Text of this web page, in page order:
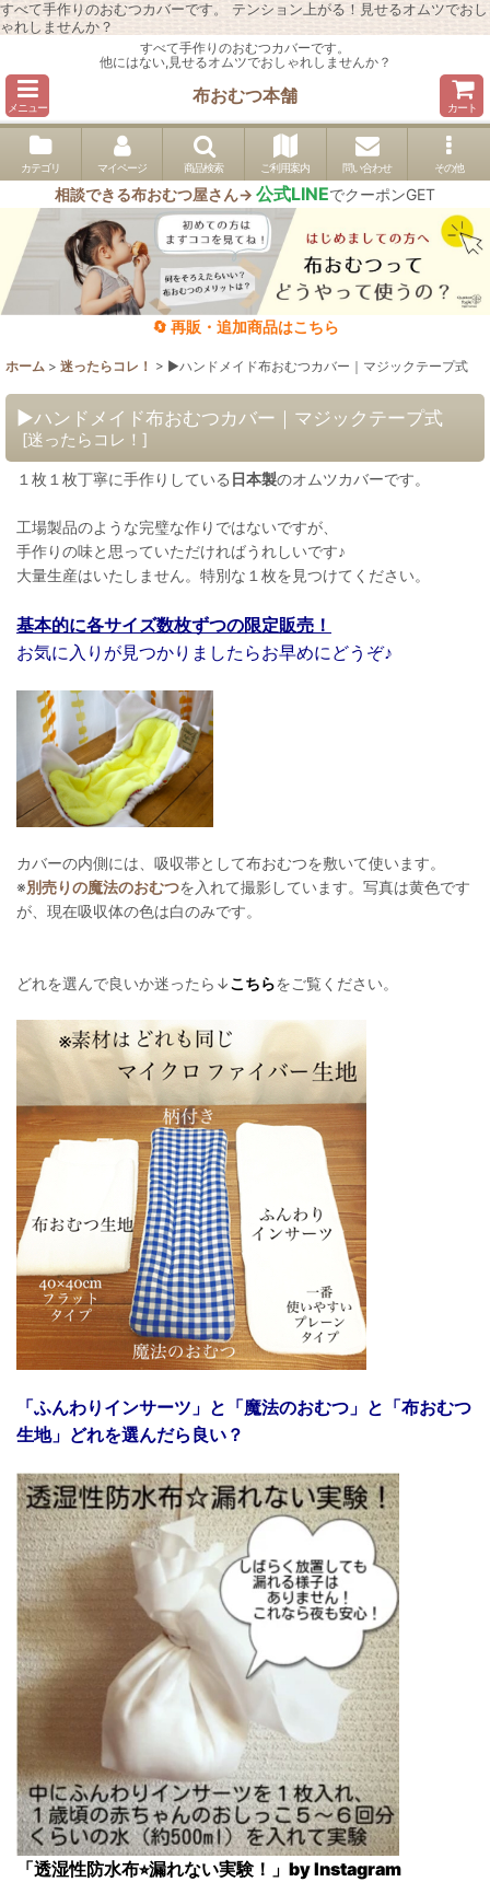
すべて手作りのおむつカバーです。 テンション上がる！見せるオムツでおし
ゃれしませんか？
すべて手作りのおむつカバーです。
他にはない,見せるオムツでおしゃれしませんか？
メニュー
布おむつ本舗
カート
カテゴリ マイページ 商品検索 ご利用案内 問い合わせ その他
相談できる布おむつ屋さん→ 公式LINEでクーポンGET
🔄 再販・追加商品はこちら
ホーム > 迷ったらコレ！ > ▶︎ハンドメイド布おむつカバー｜マジックテープ式
▶︎ハンドメイド布おむつカバー｜マジックテープ式
[迷ったらコレ！ ]
１枚１枚丁寧に手作りしている 日本製のオムツカバーです。
工場製品のような完璧な作りではないですが、
手作りの味と思っていただければうれしいです♪
大量生産はいたしません。特別な１枚を見つけてください。
基本的に各サイズ数枚ずつの限定販売！
お気に入りが見つかりましたらお早めにどうぞ♪
カバーの内側には、吸収帯として布おむつを敷いて使います。
※別売りの魔法のおむつを入れて撮影しています。写真は黄色です
が、現在吸収体の色は白のみです。
どれを選んで良いか迷ったら↓こちらをご覧ください。
「ふんわりインサーツ」と「魔法のおむつ」と「布おむつ
生地」どれを選んだら良い？
「透湿性防水布⭐︎漏れない実験！」by Instagram